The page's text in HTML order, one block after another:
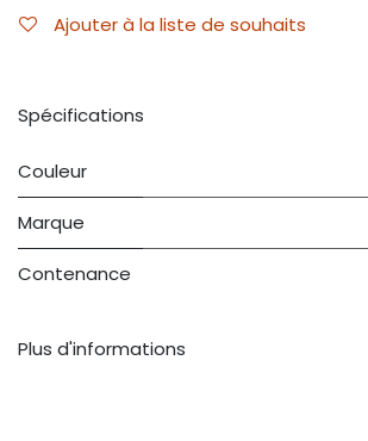
Ajouter à la liste de souhaits
Spécifications
Couleur
Marque
Contenance
Plus d'informations